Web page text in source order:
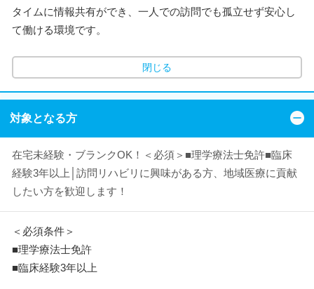
タイムに情報共有ができ、一人での訪問でも孤立せず安心し
て働ける環境です。
閉じる
対象となる方
在宅未経験・ブランクOK！＜必須＞■理学療法士免許■臨床
経験3年以上│訪問リハビリに興味がある方、地域医療に貢献
したい方を歓迎します！
＜必須条件＞
■理学療法士免許
■臨床経験3年以上